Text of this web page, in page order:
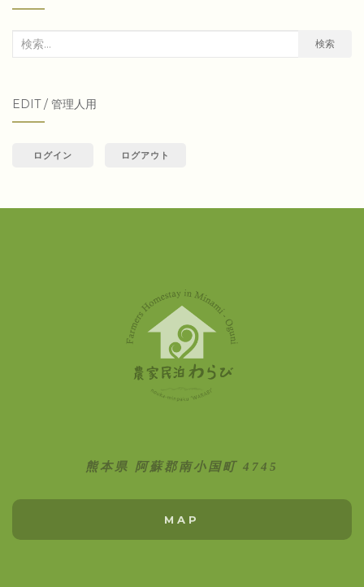
検
象:
検索
EDIT / 管理人用
ログイン ログアウト
熊本県 阿蘇郡南小国町 4745
MAP